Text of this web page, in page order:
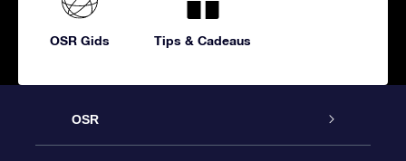
OSR Gids Tips & Cadeaus
OSR